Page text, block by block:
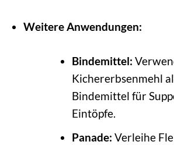
Weitere Anwendungen:
Bindemittel:
Kichererbsenmehl
Bindemittel für
Eintöpfe.
Panade: Verleihe